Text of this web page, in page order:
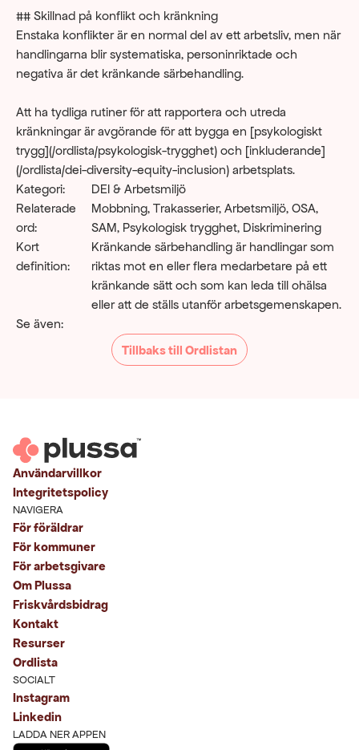
## Skillnad på konflikt och kränkning
Enstaka konflikter är en normal del av ett arbetsliv, men när
handlingarna blir systematiska, personinriktade och
negativa är det kränkande särbehandling.
Att ha tydliga rutiner för att rapportera och utreda
kränkningar är avgörande för att bygga en [psykologiskt
trygg](/ordlista/psykologisk-trygghet) och [inkluderande]
(/ordlista/dei-diversity-equity-inclusion) arbetsplats.
Kategori:
DEI & Arbetsmiljö
Relaterade
ord:
Mobbning, Trakasserier, Arbetsmiljö, OSA,
SAM, Psykologisk trygghet, Diskriminering
Kort
definition:
Kränkande särbehandling är handlingar som
riktas mot en eller flera medarbetare på ett
kränkande sätt och som kan leda till ohälsa
eller att de ställs utanför arbetsgemenskapen.
Se även:
Tillbaks till Ordlistan
Användarvillkor
Integritetspolicy
NAVIGERA
För föräldrar
För kommuner
För arbetsgivare
Om Plussa
Friskvårdsbidrag
Kontakt
Resurser
Ordlista
SOCIALT
Instagram
Linkedin
LADDA NER APPEN